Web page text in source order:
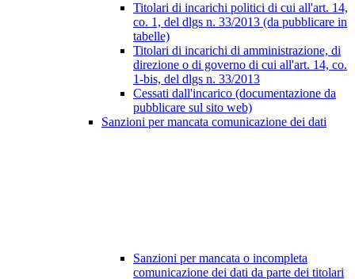
Titolari di incarichi politici di cui all'art. 14,
co. 1, del dlgs n. 33/2013 (da pubblicare in
tabelle)
Titolari di incarichi di amministrazione, di
direzione o di governo di cui all'art. 14, co.
1-bis, del dlgs n. 33/2013
Cessati dall'incarico (documentazione da
pubblicare sul sito web)
Sanzioni per mancata comunicazione dei dati
Sanzioni per mancata o incompleta
comunicazione dei dati da parte dei titolari